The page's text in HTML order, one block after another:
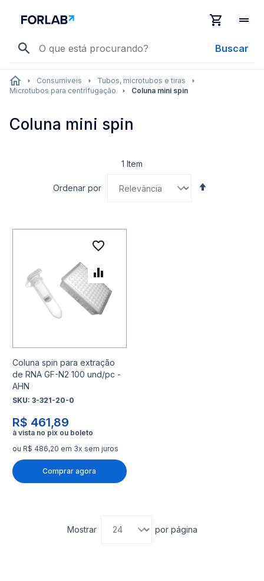
Buscar
Consumíveis
Tubos, microtubos e tiras
Microtubos para centrifugação
Coluna mini spin
Coluna mini spin
1 Item
Ordenar por
Coluna spin para extração
de RNA GF-N2 100 und/pc -
AHN
SKU: 3-321-20-0
R$ 461,89
ou R$ 486,20 em 3x sem juros
Comprar agora
Adicionar à lista de
Adicionar para Comparar
Mostrar por página